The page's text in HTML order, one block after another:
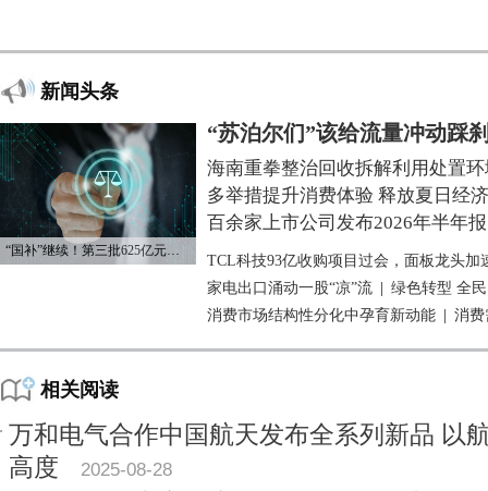
新闻头条
“国补”继续！第三批625亿元资金已下达
“苏泊尔们”该给流量冲动踩
海南重拳整治回收拆解利用处置
多举措提升消费体验 释放夏日经
百余家上市公司发布2026年半年报
TCL科技93亿收购项目过会，面板龙头加
家电出口涌动一股“凉”流
绿色转型 全
消费市场结构性分化中孕育新动能
消费
相关阅读
万和电气合作中国航天发布全系列新品 以
高度
2025-08-28